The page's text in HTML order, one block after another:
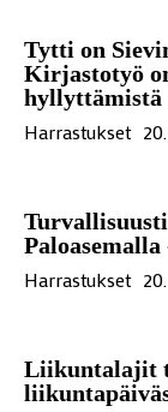
Tytti on
Kirjastotyö
hyllyttämistä
Harrastukset
Harrastukset
Liikuntalajit